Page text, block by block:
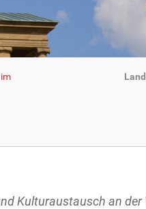
Kulturaustausch an